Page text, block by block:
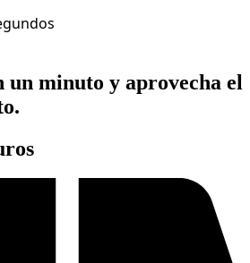
un minuto y aprovecha el